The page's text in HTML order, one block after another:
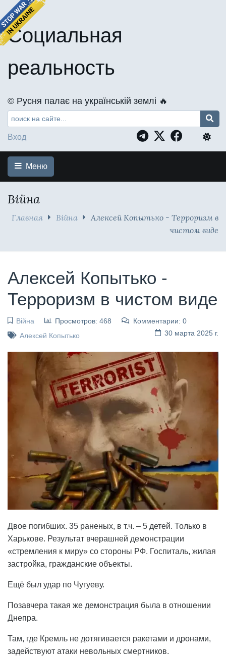
Социальная
реальность
©️ Русня палає на українській землі 🔥
Вход
Меню
Війна
Главная Війна
Алексей Копытько - Терроризм в
чистом виде
Алексей Копытько -
Терроризм в чистом виде
Війна Просмотров: 468
Комментарии: 0
30 марта 2025 г.
Алексей Копытько
Двое погибших. 35 раненых, в т.ч. – 5 детей. Только в
Харькове. Результат вчерашней демонстрации
«стремления к миру» со стороны РФ. Госпиталь, жилая
застройка, гражданские объекты.
Ещё был удар по Чугуеву.
Позавчера такая же демонстрация была в отношении
Днепра.
Там, где Кремль не дотягивается ракетами и дронами,
задействуют атаки невольных смертников.